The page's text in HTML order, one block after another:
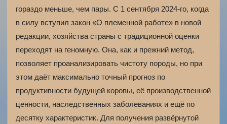
гораздо меньше, чем пары. С 1 сентября 2024-го, когда
в силу вступил закон «О племенной работе» в новой
редакции, хозяйства страны с традиционной оценки
переходят на геномную. Она, как и прежний метод,
позволяет проанализировать чистоту породы, но при
этом даёт максимально точный прогноз по
продуктивности будущей коровы, её производственной
ценности, наследственных заболеваниях и ещё по
десятку характеристик. Для получения развёрнутой